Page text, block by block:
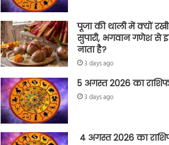
पूजा की थाली में क्यों रखी
सुपारी, भगवान गणेश से
नाता है?
3 days ago
5 अगस्त 2026 का
3 days ago
4 अगस्त 2026 का